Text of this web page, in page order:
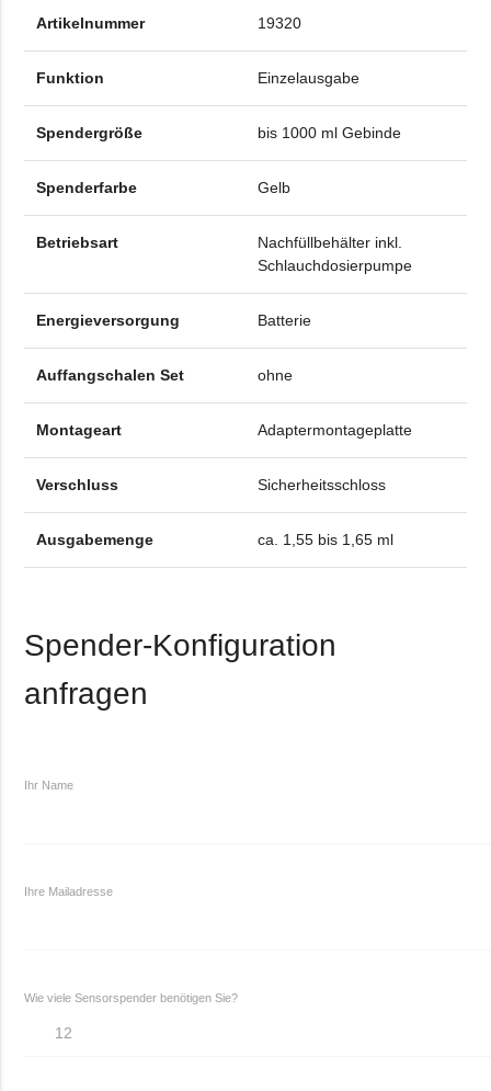
Artikelnummer 19320
Funktion Einzelausgabe
Spendergröße bis 1000 ml Gebinde
Spenderfarbe Gelb
Betriebsart
Nachfüllbehälter inkl.
Schlauchdosierpumpe
Energieversorgung Batterie
Auffangschalen Set ohne
Montageart Adaptermontageplatte
Verschluss Sicherheitsschloss
Ausgabemenge ca. 1,55 bis 1,65 ml
Spender-Konfiguration
anfragen
Ihr Name
Ihre Mailadresse
Wie viele Sensorspender benötigen Sie?